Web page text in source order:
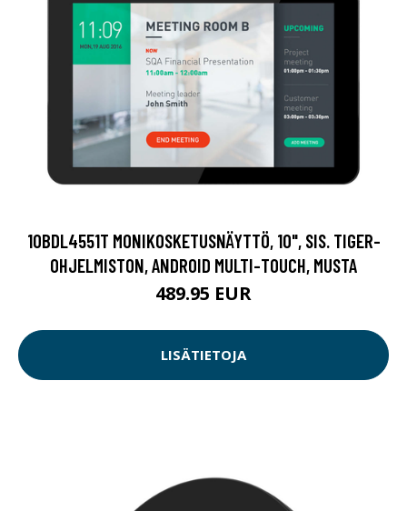
10BDL4551T MONIKOSKETUSNÄYTTÖ, 10", SIS. TIGER-
OHJELMISTON, ANDROID MULTI-TOUCH, MUSTA
489.95 EUR
LISÄTIETOJA